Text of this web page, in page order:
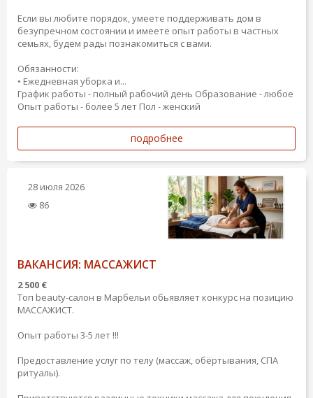
Если вы любите порядок, умеете поддерживать дом в
безупречном состоянии и имеете опыт работы в частных
семьях, будем рады познакомиться с вами.
Обязанности:
• Ежедневная уборка и...
График работы - полный рабочий день Образование - любое
Опыт работы - более 5 лет Пол - женский
подробнее
28 июля 2026
86
ВАКАНСИЯ: МАССАЖИСТ
2 500 €
Топ beauty-салон в Марбельи обьявляет конкурс на позицию
МАССАЖИСТ.
Опыт работы 3-5 лет !!!
Предоставление услуг по телу (массаж, обёртывания, СПА
ритуалы).